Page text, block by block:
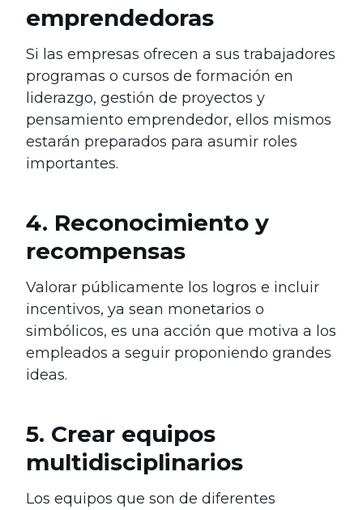
emprendedoras
Si las empresas ofrecen a sus trabajadores
programas o cursos de formación en
liderazgo, gestión de proyectos y
pensamiento emprendedor, ellos mismos
estarán preparados para asumir roles
importantes.
4. Reconocimiento y
recompensas
Valorar públicamente los logros e incluir
incentivos, ya sean monetarios o
simbólicos, es una acción que motiva a los
empleados a seguir proponiendo grandes
ideas.
5. Crear equipos
multidisciplinarios
Los equipos que son de diferentes